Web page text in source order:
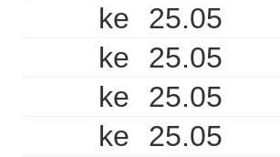
ke
25.05
ke
25.05
ke
25.05
ke
25.05